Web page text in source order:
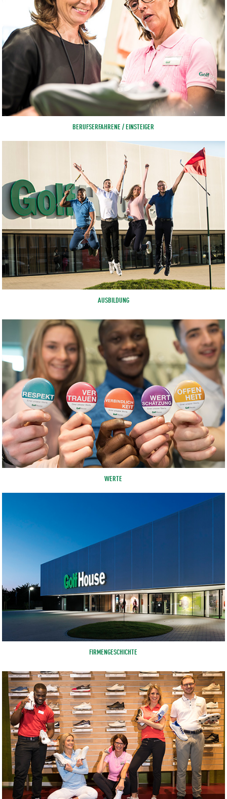
BERUFSERFAHRENE / EINSTEIGER
AUSBILDUNG
WERTE
FIRMENGESCHICHTE